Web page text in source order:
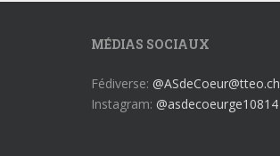
MÉDIAS SOCIAUX
Fédiverse: @ASdeCoeur@tteo.ch
Instagram: @asdecoeurge10814